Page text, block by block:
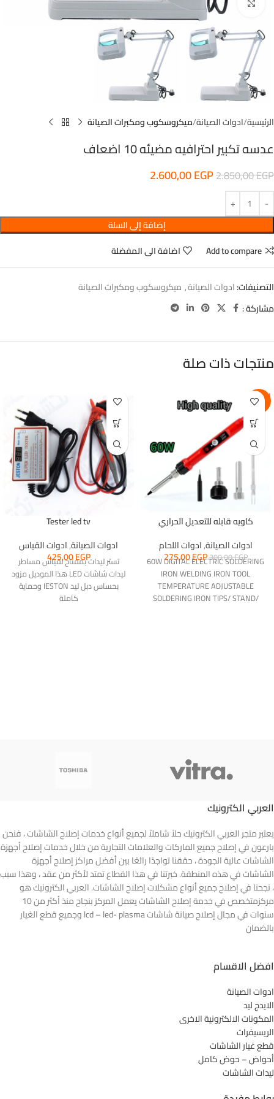
اضغط للتكبير
الرئيسية ادوات الصيانة ميكروسكوب ومكبرات الصيانة
عدسه تكبير احترافيه مضيئه 10 اضعاف
2.850,00EGP
2.600,00EGP
إضافة إلى السلة
Add to compare
اضافة الى المفضلة
التصنيفات:ادوات الصيانة, ميكروسكوب ومكبرات الصيانة
مشاركة :
منتجات ذات صلة
-8%
كاويه قابله للتعديل الحراري
ادوات الصيانة,ادوات اللحام
300,00EGP
275,00EGP
60W DIGITAL ELECTRIC SOLDERING
IRON WELDING IRON TOOL
TEMPERATURE ADJUSTABLE
SOLDERING IRON TIPS/ STAND/
Tester led tv
ادوات الصيانة,ادوات القياس
425,00EGP
تستر ليدات بمفتاح لقياس مساطر
ليدات شاشات LED هذا الموديل مزود
بحساس دبل ليد IESTON وحماية
كاملة
العربي الكترونيك
يعتبر متجر العربي الكترونيك حلاً شاملاً لجميع أنواع خدمات إصلاح الشاشات ، فنحن
بارعون في إصلاح جميع الماركات والعلامات التجارية من خلال خدمات إصلاح أجهزة
الشاشات عالية الجودة ، حققنا تواجدًا رائعًا بين أفضل مراكز إصلاح أجهزة
الشاشات في هذه المنطقة. خبرتنا في هذا القطاع تمتد لأكثر من عقد ، وهذا سبب
، نجحنا في إصلاح جميع أنواع مشكلات إصلاح الشاشات. العربي الكترونيك هو
مركزمتخصص في خدمة إصلاح الشاشات يعمل المركز بنجاح منذ أكثر من 10
سنوات في مجال إصلاح صيانة شاشات lcd – led- plasma وجميع قطع الغيار
بالضمان
افضل الاقسام
ادوات الصيانة
الايدج ليد
المكونات الالكترونية الاخرى
الريسيفرات
قطع غيار الشاشات
أحواض – حوض كامل
ليدات الشاشات